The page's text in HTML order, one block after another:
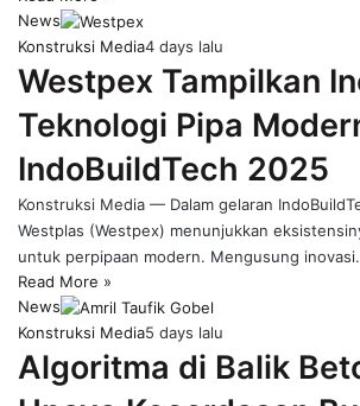
News
Konstruksi Media4 days lalu
Westpex Tampilkan
Teknologi Pipa
IndoBuildTech 2025
Konstruksi Media — Dalam gelaran
Westplas (Westpex) menunjukkan
untuk perpipaan modern. Mengusung
Read More »
News
Konstruksi Media5 days lalu
Algoritma di Balik